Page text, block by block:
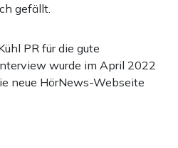
gefällt.
PR für die gute
wurde im April 2022
neue HörNews-Webseite